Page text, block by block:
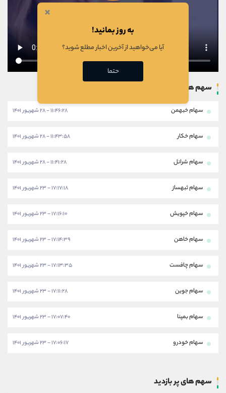
سهم های بروزرسانی شده
سهام خبهمن ۱۱:۴۶:۲۸ - ۲۸ شهریور ۱۴۰۱
سهام خکار ۱۱:۴۳:۵۸ - ۲۸ شهریور ۱۴۰۱
سهام شرانل ۱۱:۴۱:۲۸ - ۲۸ شهریور ۱۴۰۱
سهام ثبهساز ۱۷:۱۷:۱۸ - ۲۳ شهریور ۱۴۰۱
سهام خپویش ۱۷:۱۶:۱۰ - ۲۳ شهریور ۱۴۰۱
سهام خاهن ۱۷:۱۴:۳۹ - ۲۳ شهریور ۱۴۰۱
سهام چافست ۱۷:۱۳:۳۵ - ۲۳ شهریور ۱۴۰۱
سهام جوین ۱۷:۱۱:۲۸ - ۲۳ شهریور ۱۴۰۱
سهام بمپنا ۱۷:۰۷:۴۰ - ۲۳ شهریور ۱۴۰۱
سهام خودرو ۱۷:۰۶:۱۷ - ۲۳ شهریور ۱۴۰۱
سهم های پر بازدید
×
به روز بمانید!
آیا می‌خواهید از آخرین اخبار مطلع شوید؟
حتما